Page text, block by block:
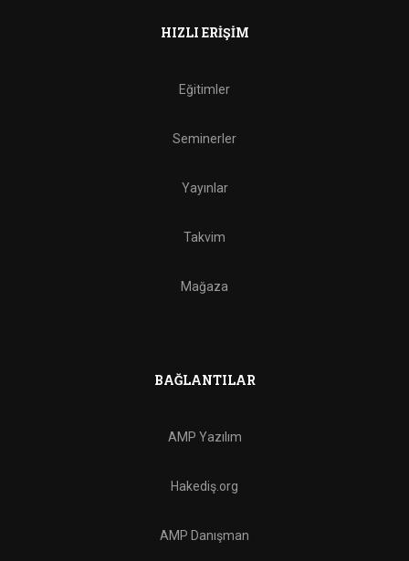
HIZLI ERIŞIM
Eğitimler
Seminerler
Yayınlar
Takvim
Mağaza
BAĞLANTILAR
AMP Yazılım
Hakediş.org
AMP Danışman